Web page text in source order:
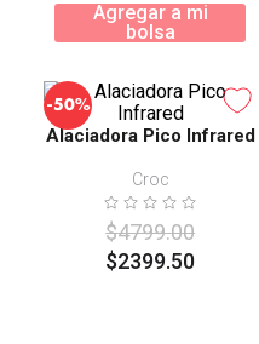
Agregar a mi
bolsa
-50%
Alaciadora Pico Infrared
Croc
$4799.00
$2399.50